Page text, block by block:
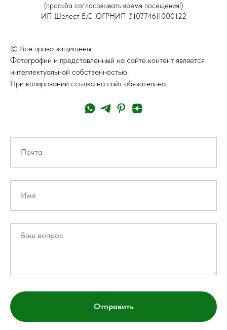
(просьба согласовывать время посещения!)
ИП Шелест Е.С. ОГРНИП 310774611000122
© Все права защищены
Фотографии и представленный на сайте контент является
интеллектуальной собственностью.
При копировании ссылка на сайт обязательна.
Отправить